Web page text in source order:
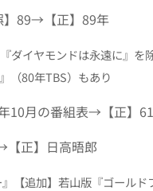
】89→【正】89年
『ダイヤモンドは永遠に』
（80年TBS）もあり
年10月の番組表→【正】
【正】日高晤郎
【追加】若山版『ゴール